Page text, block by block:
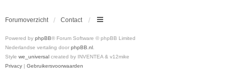
Forumoverzicht Contact
Powered by phpBB® Forum Software © phpBB Limited
Nederlandse vertaling door phpBB.nl.
Style we_universal created by INVENTEA & v12mike
Privacy | Gebruikersvoorwaarden